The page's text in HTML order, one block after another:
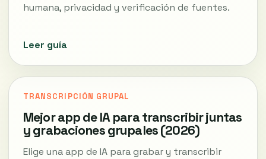
humana, privacidad y verificación de fuentes.
Leer guía
TRANSCRIPCIÓN GRUPAL
Mejor app de IA para transcribir juntas
y grabaciones grupales (2026)
Elige una app de IA para grabar y transcribir